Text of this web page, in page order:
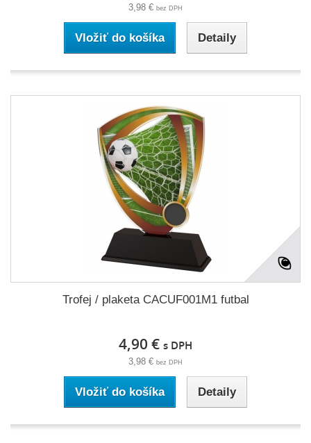
3,98 € bez DPH
Vložiť do košíka Detaily
Trofej / plaketa CACUF001M1 futbal
4,90 € s DPH
3,98 € bez DPH
Vložiť do košíka Detaily